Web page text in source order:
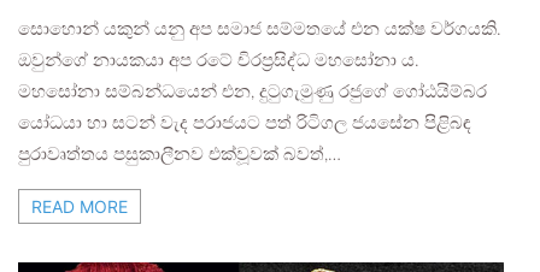
සොහොන් යකුන් යනු අප සමාජ සම්මතයේ එන යක්ෂ වර්ගයකි.
ඔවුන්ගේ නායකයා අප රටේ චිරප්‍රසිද්ධ මහසෝනා ය.
මහසෝනා සම්බන්ධයෙන් එන, දුටුගැමුණු රජුගේ ගෝඨයිම්බර
යෝධයා හා සටන් වැද පරාජයට පත් රිටිගල ජයසේන පිළිබඳ
පුරාවෘත්තය පසුකාලීනව එක්වූවක් බවත්,…
READ MORE